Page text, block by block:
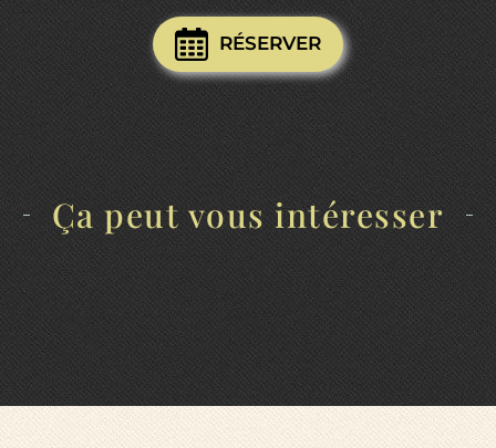
RÉSERVER
Ça peut vous intéresser